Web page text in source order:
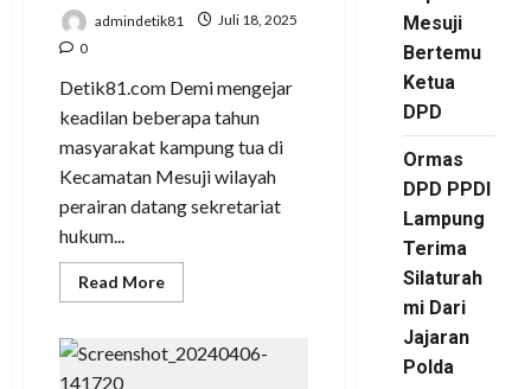
admindetik81
Juli 18, 2025
0
Detik81.com Demi mengejar
keadilan beberapa tahun
masyarakat kampung tua di
Kecamatan Mesuji wilayah
perairan datang sekretariat
hukum...
Read MoreRead
more
Bayangan
Masyarakat
Mesuji
Bertemu
Ketua
DPD
Ormas
DPD PPDI
Lampung
Terima
Silaturah
mi Dari
Jajaran
Polda